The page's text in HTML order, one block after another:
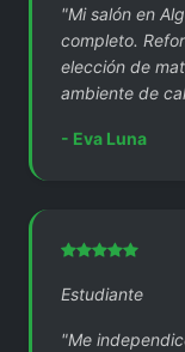
"Mi salón en
completo.
elección de
ambiente de
- Eva Luna
Estudiante
"Me